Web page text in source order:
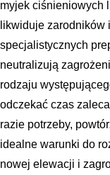
myjek ciśnieniowych
likwiduje
specjalistycznych
neutralizują
rodzaju
odczekać czas
razie potrzeby,
idealne warunki do
nowej elewacji i